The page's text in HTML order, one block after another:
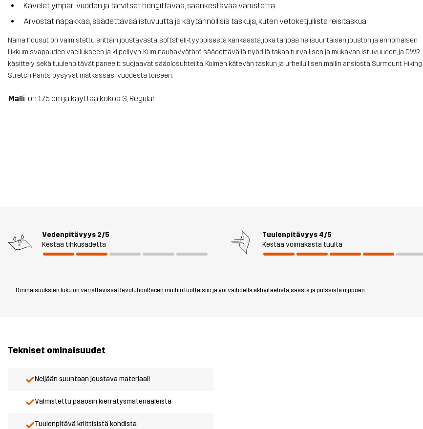
Kävelet ympäri vuoden ja tarvitset hengittävää, säänkestävää varustetta
Arvostat napakkaa, säädettävää istuvuutta ja käytännöllisiä taskuja, kuten vetoketjullista reisitaskua
Nämä housut on valmistettu erittäin joustavasta, softshell-tyyppisestä kankaasta, joka tarjoaa nelisuuntaisen jouston ja erinomaisen
liikkumisvapauden vaellukseen ja kiipeilyyn. Kuminauhavyötärö säädettävällä nyörillä takaa turvallisen ja mukavan istuvuuden, ja DWR-
käsittely sekä tuulenpitävät paneelit suojaavat sääolosuhteilta. Kolmen kätevän taskun ja urheilullisen mallin ansiosta Surmount Hiking
Stretch Pants pysyvät matkassasi vuodesta toiseen.
Malli on 175 cm ja käyttää kokoa S, Regular
Vedenpitävyys 2/5
Kestää tihkusadetta
Tuulenpitävyys 4/5
Kestää voimakasta tuulta
Ominaisuuksien luku on verrattavissa RevolutionRacen muihin tuotteisiin ja voi vaihdella aktiviteetista, säästä ja pulssista riippuen.
Tekniset ominaisuudet
Neljään suuntaan joustava materiaali
Valmistettu pääosin kierrätysmateriaaleista
Tuulenpitävä kriittisistä kohdista